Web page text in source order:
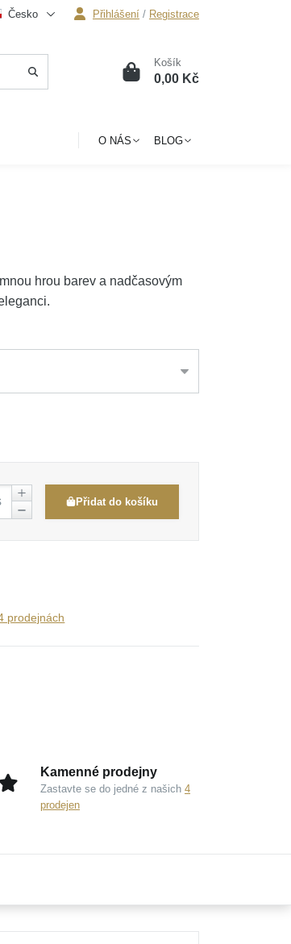
Česko Přihlášení / Registrace
0 Košík
0,00 Kč
O NÁS BLOG
hrou barev a nadčasovým
Přidat do košíku
prodejnách
Kamenné prodejny
Zastavte se do jedné z našich 4
prodejen